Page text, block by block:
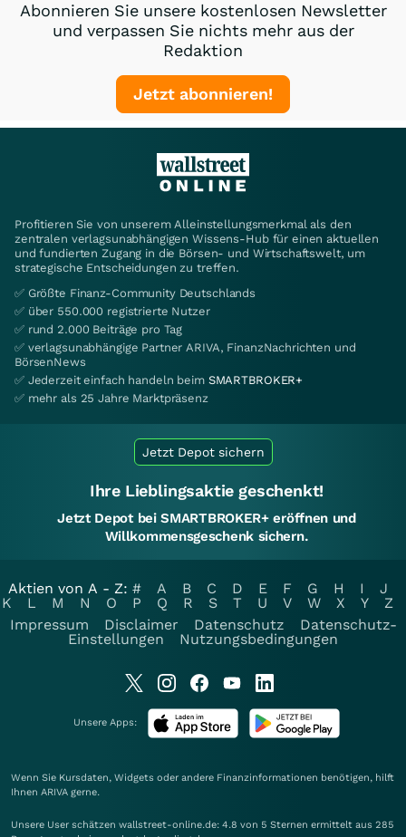
Abonnieren Sie unsere kostenlosen Newsletter
und verpassen Sie nichts mehr aus der
Redaktion
Jetzt abonnieren!
Profitieren Sie von unserem Alleinstellungsmerkmal als den
zentralen verlagsunabhängigen Wissens-Hub für einen aktuellen
und fundierten Zugang in die Börsen- und Wirtschaftswelt, um
strategische Entscheidungen zu treffen.
✅ Größte Finanz-Community Deutschlands
✅ über 550.000 registrierte Nutzer
✅ rund 2.000 Beiträge pro Tag
✅ verlagsunabhängige Partner ARIVA, FinanzNachrichten und
BörsenNews
✅ Jederzeit einfach handeln beim SMARTBROKER+
✅ mehr als 25 Jahre Marktpräsenz
Jetzt Depot sichern
Ihre Lieblingsaktie geschenkt!
Jetzt Depot bei SMARTBROKER+ eröffnen und
Willkommensgeschenk sichern.
Aktien von A - Z: # A B C D E F G H I
J
K
L M N O P Q R S T U V W X Y
Z
Impressum
Disclaimer Datenschutz
Datenschutz-
Einstellungen
Nutzungsbedingungen
Unsere Apps:
Wenn Sie Kursdaten, Widgets oder andere Finanzinformationen benötigen, hilft
Ihnen ARIVA gerne.
Unsere User schätzen wallstreet-online.de: 4.8 von 5 Sternen ermittelt aus 285